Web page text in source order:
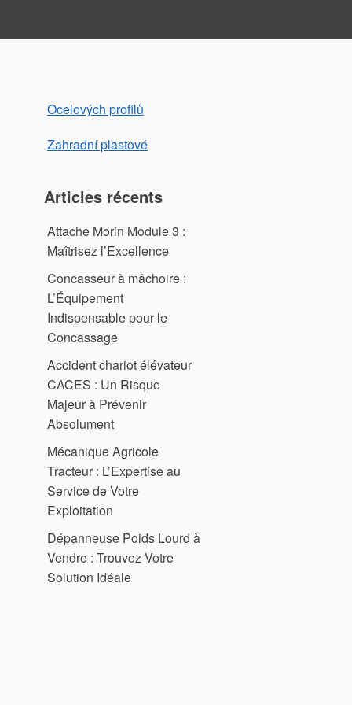
Ocelových profilů
Zahradní plastové
Articles récents
Attache Morin Module 3 :
Maîtrisez l’Excellence
Concasseur à mâchoire :
L’Équipement
Indispensable pour le
Concassage
Accident chariot élévateur
CACES : Un Risque
Majeur à Prévenir
Absolument
Mécanique Agricole
Tracteur : L’Expertise au
Service de Votre
Exploitation
Dépanneuse Poids Lourd à
Vendre : Trouvez Votre
Solution Idéale